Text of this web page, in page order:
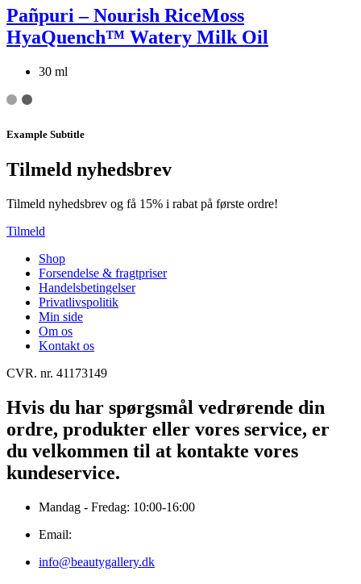
Pañpuri – Nourish RiceMoss
HyaQuench™ Watery Milk Oil
30 ml
Example Subtitle
Tilmeld nyhedsbrev
Tilmeld nyhedsbrev og få 15% i rabat på første ordre!
Tilmeld
Shop
Forsendelse & fragtpriser
Handelsbetingelser
Privatlivspolitik
Min side
Om os
Kontakt os
CVR. nr. 41173149
Hvis du har spørgsmål vedrørende din
ordre, produkter eller vores service, er
du velkommen til at kontakte vores
kundeservice.
Mandag - Fredag: 10:00-16:00
Email:
info@beautygallery.dk